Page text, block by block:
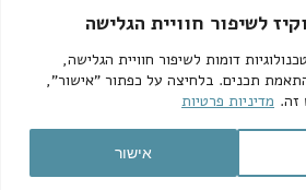
לשיפור חוויית הגלישה
דומות לשיפור חוויית הגלישה,
תכנים. בלחיצה על כפתור "אישור",
זה. מדיניות פרטיות
אישור
מדיניות פרטיות
קידום אתרי וורדפרס בגוגל
בניית אתרי וורדפרס
> מאמרים חשובים
English